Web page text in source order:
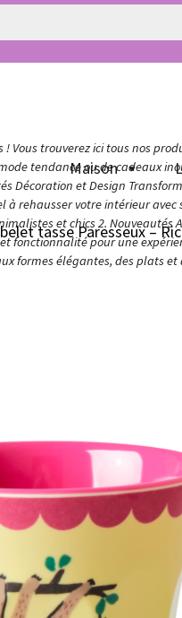
Vous trouverez ici tous nos
tendance ou de cadeaux
Décoration et Design
rehausser votre intérieur
et chics 2.
fonctionnalité pour une
formes élégantes, des plats
Maison
tasse Paresseux –